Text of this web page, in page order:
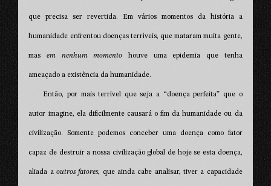
que precisa ser revertida. Em vários momentos da história a
humanidade enfrentou doenças terríveis, que mataram muita gente,
masem nenhum momento houve uma epidemia que tenha
ameaçado a existência da humanidade.
Então, por mais terrível que seja a “doença perfeita” que o
autor imagine, ela dificilmente causará o fim da humanidade ou da
civilização. Somente podemos conceber uma doença como fator
capaz de destruir a nossa civilização global de hoje se esta doença,
aliada aoutros fatores, que ainda cabe analisar, tiver a capacidade